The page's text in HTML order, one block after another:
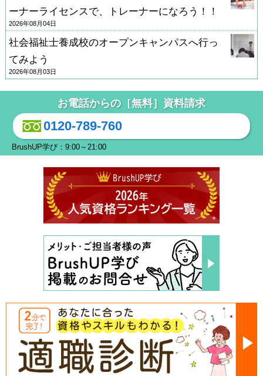
ーナーライセンスで、トレーナーになろう！！
2026年08月04日
社会福祉士養成校のオープンキャンパスへ行っ
てみよう
2026年08月03日
お電話からの［無料］資料請求
0120-789-760
BrushUP学び：9:00～21:00